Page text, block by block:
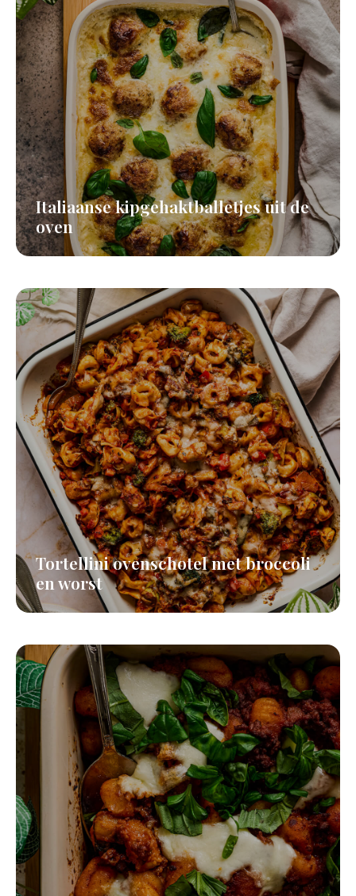
Italiaanse kipgehaktballetjes uit de
oven
Tortellini ovenschotel met broccoli
en worst